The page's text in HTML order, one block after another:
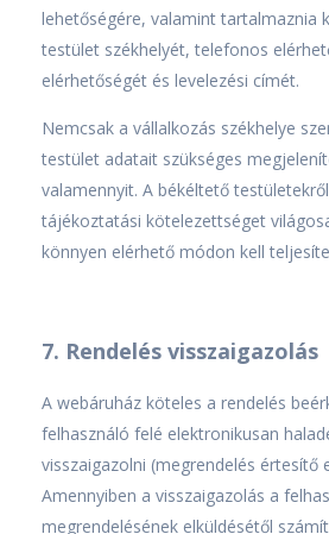
lehetőségére, valamint tartalmaznia
testület székhelyét, telefonos
elérhetőségét és levelezési címét.
Nemcsak a vállalkozás székhelye
testület adatait szükséges
valamennyit. A békéltető
tájékoztatási kötelezettséget
könnyen elérhető módon kell
7. Rendelés visszaigazolás
A webáruház köteles a rendelés
felhasználó felé elektronikusan
visszaigazolni (megrendelés értesítő
Amennyiben a visszaigazolás a
megrendelésének elküldésétől